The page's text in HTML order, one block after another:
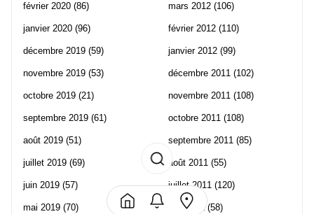
février 2020 (86)
janvier 2020 (96)
décembre 2019 (59)
novembre 2019 (53)
octobre 2019 (21)
septembre 2019 (61)
août 2019 (51)
juillet 2019 (69)
juin 2019 (57)
mai 2019 (70)
mars 2012 (106)
février 2012 (110)
janvier 2012 (99)
décembre 2011 (102)
novembre 2011 (108)
octobre 2011 (108)
septembre 2011 (85)
août 2011 (55)
juillet 2011 (120)
juin 2011(58)